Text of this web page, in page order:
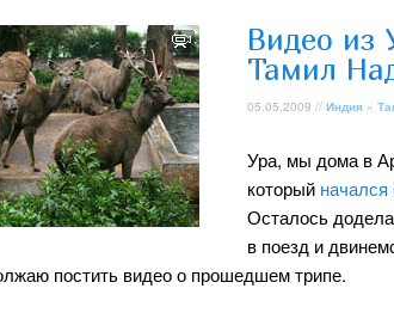
Видео из
Тамил
05.05.2009 // Индия »
Ура, мы дома в
который
Осталось
в поезд и
постить видео о прошедшем трипе.